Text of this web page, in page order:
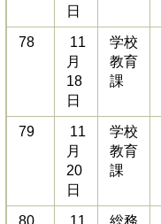
日
78
11
月
18
日
学校
教育
課
79
11
月
20
日
学校
教育
課
80
11
総務